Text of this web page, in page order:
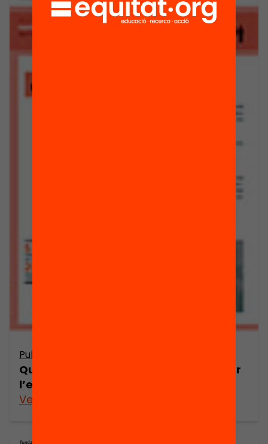
Publicació
Què estan fent les famílies per millorar
l’escola?
Veure’n més